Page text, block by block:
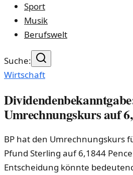
Sport
Musik
Berufswelt
Suche:
Wirtschaft
Umrechnungskurs auf
BP hat den Umrechnungskurs
Pfund Sterling auf 6,1844
Entscheidung könnte